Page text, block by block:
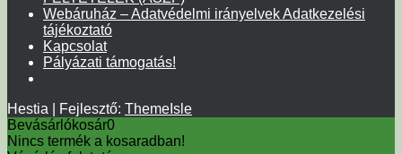
Webáruház – Adatvédelmi irányelvek Adatkezelési
tájékoztató
Kapcsolat
Pályázati támogatás!
Hestia | Fejlesztő: ThemeIsle
Bevásárlókosár0
Nincs termék a kosaradban!